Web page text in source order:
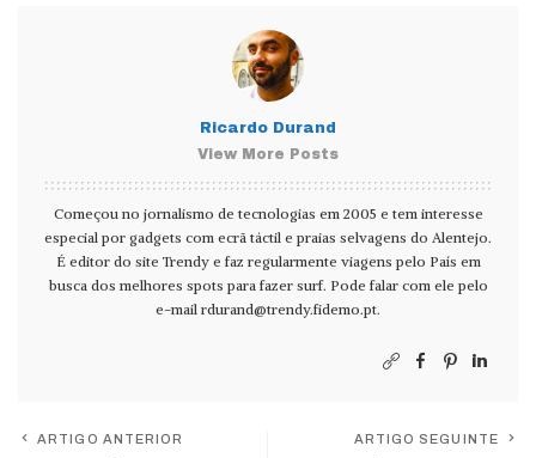
Ricardo Durand
View More Posts
Começou no jornalismo de tecnologias em 2005 e tem interesse
especial por gadgets com ecrã táctil e praias selvagens do Alentejo.
É editor do site Trendy e faz regularmente viagens pelo País em
busca dos melhores spots para fazer surf. Pode falar com ele pelo
e-mail rdurand@trendy.fidemo.pt.
ARTIGO ANTERIOR ARTIGO SEGUINTE